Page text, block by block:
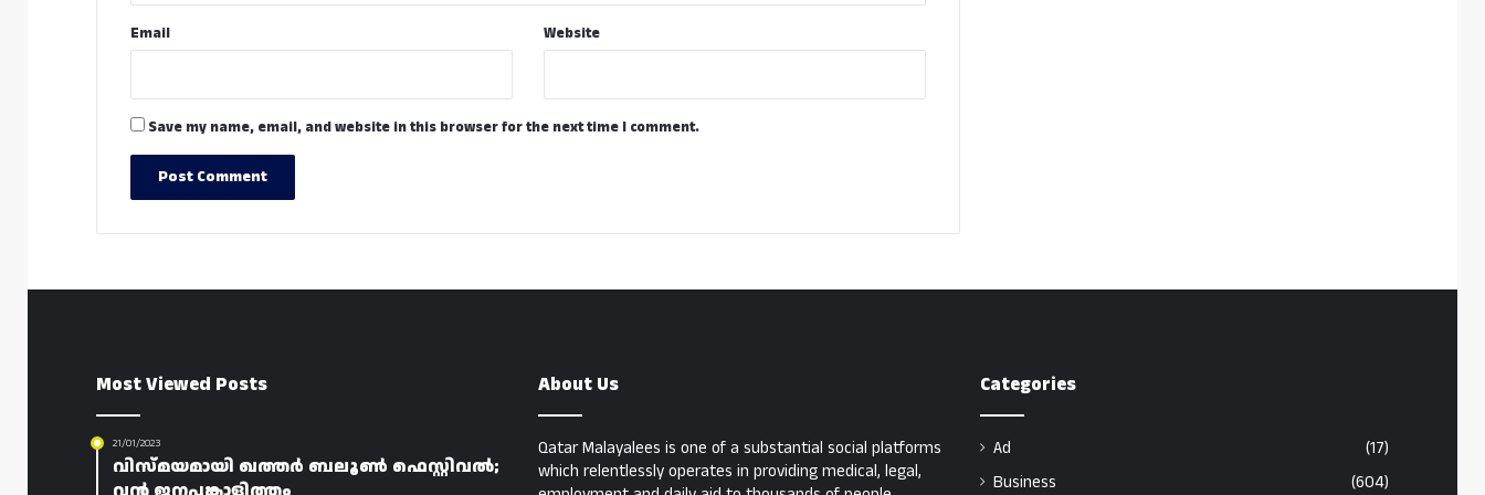
Email Website
Save my name, email, and website in this browser for the next time I comment.
Most Viewed Posts
21/01/2023
വിസ്മയമായി ഖത്തർ ബലൂൺ ഫെസ്റ്റിവൽ;
About Us
Qatar Malayalees is one of a substantial social platforms
which relentlessly operates in providing medical, legal,
Categories
Ad
(17)
Business
(604)